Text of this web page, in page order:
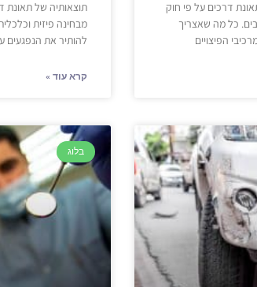
דרכים על פי חוק
כל מה שאצריך
הפיצויים
תוצאותיה של תאונת
מבחינה פיזית
להותיר את הנפגעים
קרא עוד »
בלוג